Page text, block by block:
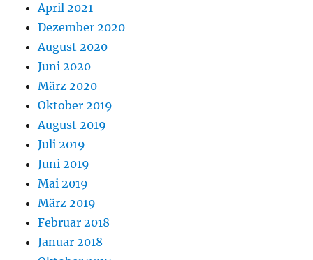
April 2021
Dezember 2020
August 2020
Juni 2020
März 2020
Oktober 2019
August 2019
Juli 2019
Juni 2019
Mai 2019
März 2019
Februar 2018
Januar 2018